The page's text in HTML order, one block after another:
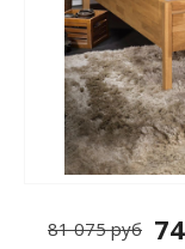
81 075 руб